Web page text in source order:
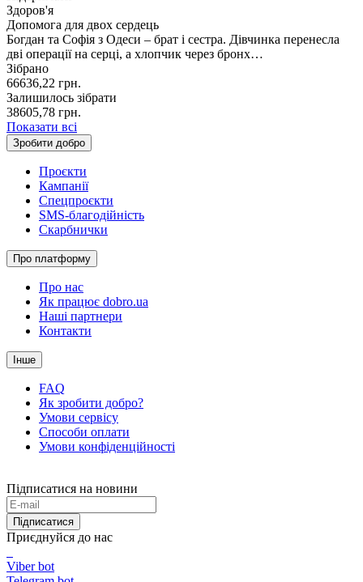
Здоров'я
Допомога для двох сердець
Богдан та Софія з Одеси – брат і сестра. Дівчинка перенесла
дві операції на серці, а хлопчик через бронх…
Зібрано
66636,22 грн.
Залишилось зібрати
38605,78 грн.
Показати всі
Зробити добро
Проєкти
Кампанії
Спецпроєкти
SMS-благодійність
Скарбнички
Про платформу
Про нас
Як працює dobro.ua
Наші партнери
Контакти
Інше
FAQ
Як зробити добро?
Умови сервісу
Способи оплати
Умови конфіденційності
Підписатися на новини
Підписатися
Приєднуйся до нас
Viber bot